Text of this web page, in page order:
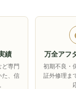
績
ど専門
た、信
万全アフ
初期不良・
証外修理ま